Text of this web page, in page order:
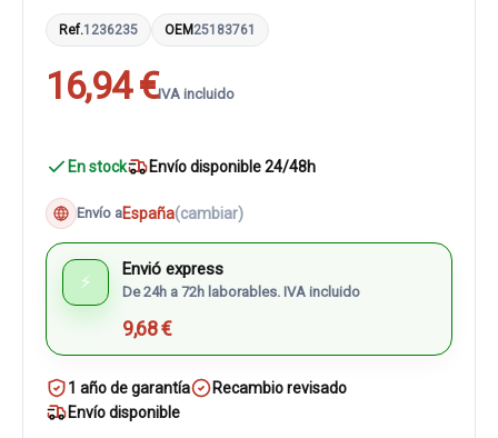
Ref.1236235 OEM25183761
16,94 €IVA incluido
En stock Envío disponible 24/48h
Envío aEspaña(cambiar)
⚡
Envió express
De 24h a 72h laborables. IVA incluido
9,68 €
1 año de garantía
Recambio revisado
Envío disponible